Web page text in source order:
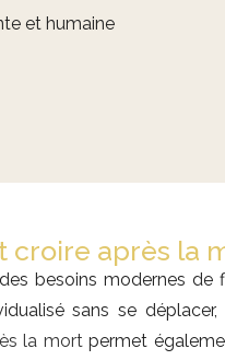
et humaine
croire après la
besoins modernes de
sans se
la mortpermet